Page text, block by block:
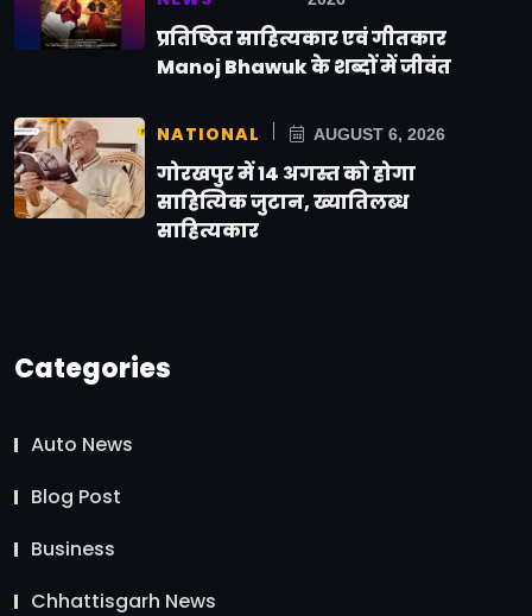
प्रतिष्ठित साहित्यकार एवं गीतकार
Manoj Bhawuk के शब्दों में जीवंत
NATIONAL AUGUST 6, 2026
गोरखपुर में 14 अगस्त को होगा
साहित्यिक जुटान, ख्यातिलब्ध
साहित्यकार
Categories
Auto News
Blog Post
Business
Chhattisgarh News